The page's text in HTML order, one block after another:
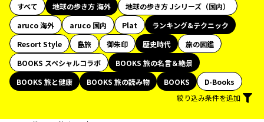
すべて 地球の歩き方 海外
地球の歩き方 Jシリーズ（国内）
aruco 海外
aruco 国内 Plat
ランキング&テクニック
Resort Style
島旅 御朱印 歴史時代
旅の図鑑
BOOKS スペシャルコラボ
BOOKS 旅の名言＆絶景
BOOKS 旅と健康
BOOKS 旅の読み物 BOOKS
D-Books
絞り込み条件を追加